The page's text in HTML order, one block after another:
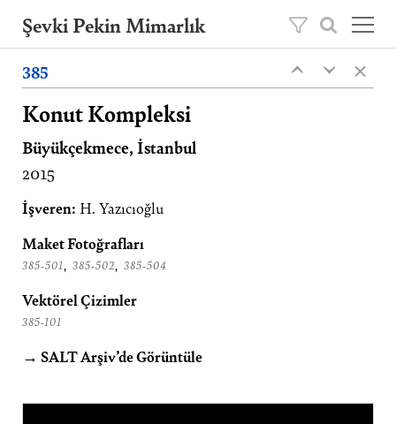
Şevki Pekin Mimarlık
mimarlık ofisini, 2020 yılından itibaren oğlu
Ömer Pekin yönetmektedir.
Projeler
Hakkımızda
Yayınlar
İletişim
385 ‹
‹ ×
Konut Kompleksi
Büyükçekmece, İstanbul
2015
İşveren: H. Yazıcıoğlu
Maket Fotoğrafları
385-501, 385-502, 385-504
Vektörel Çizimler
385-101
→ SALT Arşiv’de Görüntüle